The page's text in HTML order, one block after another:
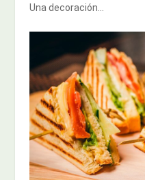
Una decoración...